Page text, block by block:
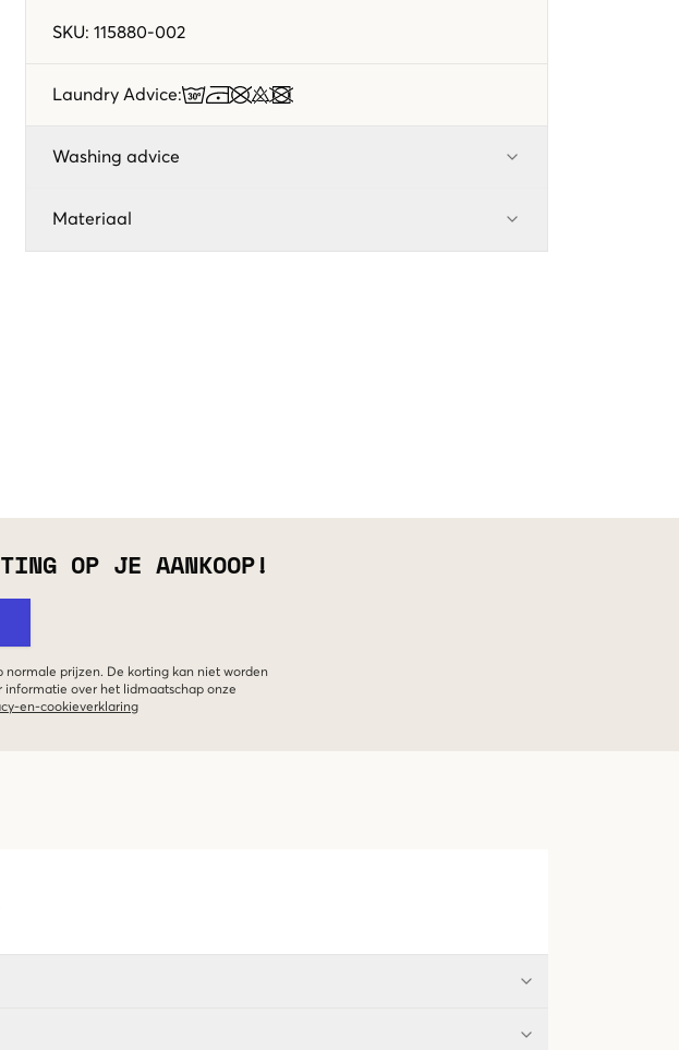
SKU: 115880-002
Laundry Advice:
Washing advice
Materiaal
OP JE AANKOOP!
normale prijzen. De korting kan niet worden
over het lidmaatschap onze
en-cookieverklaring